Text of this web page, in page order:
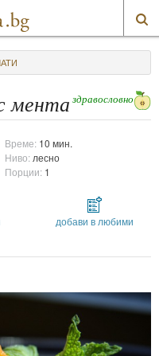
мента здравословно
Време: 10 мин.
Ниво: лесно
Порции: 1
добави в любими